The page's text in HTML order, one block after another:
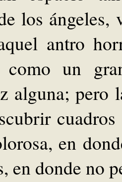
los ángeles,
antro
como un
alguna; pero
en
en donde no